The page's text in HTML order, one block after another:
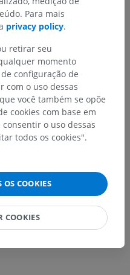
Para mais
privacy policy.
retirar seu
momento
configuração de
com o uso dessas
você também se opõe
cookies com base em
o uso dessas
todos os cookies".
OS COOKIES
COOKIES